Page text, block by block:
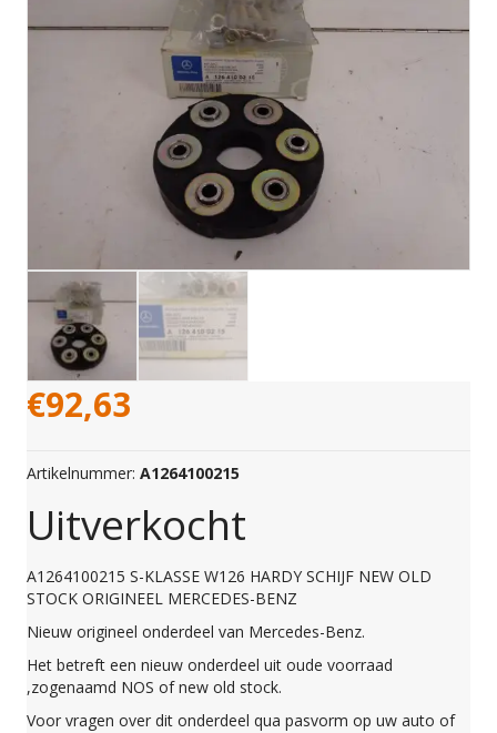
€92,63
Artikelnummer: A1264100215
Uitverkocht
A1264100215 S-KLASSE W126 HARDY SCHIJF NEW OLD
STOCK ORIGINEEL MERCEDES-BENZ
Nieuw origineel onderdeel van Mercedes-Benz.
Het betreft een nieuw onderdeel uit oude voorraad
,zogenaamd NOS of new old stock.
Voor vragen over dit onderdeel qua pasvorm op uw auto of